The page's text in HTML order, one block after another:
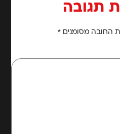
תגובה
החובה מסומנים *